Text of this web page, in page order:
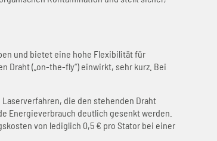
und bietet eine hohe Flexibilität für
Draht („on-the-fly“) einwirkt, sehr kurz. Bei
die den stehenden Draht
Energieverbrauch deutlich gesenkt werden.
von lediglich 0,5 € pro Stator bei einer